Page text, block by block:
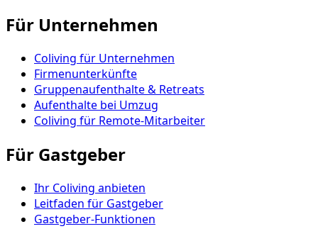
Für Unternehmen
Coliving für Unternehmen
Firmenunterkünfte
Gruppenaufenthalte & Retreats
Aufenthalte bei Umzug
Coliving für Remote-Mitarbeiter
Für Gastgeber
Ihr Coliving anbieten
Leitfaden für Gastgeber
Gastgeber-Funktionen